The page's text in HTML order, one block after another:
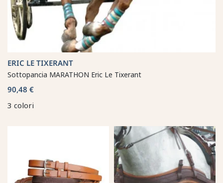
ERIC LE TIXERANT
Sottopancia MARATHON Eric Le Tixerant
90,48 €
3 colori